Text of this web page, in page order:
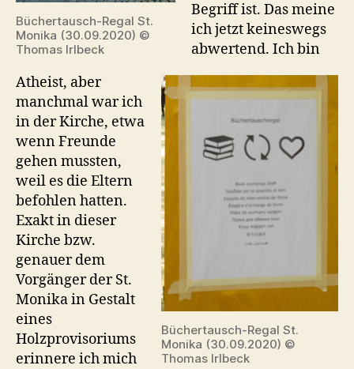
Büchertausch-Regal St.
Monika (30.09.2020) ©
Thomas Irlbeck
Büchertausch-Regal St.
Monika (30.09.2020) ©
Thomas Irlbeck
Begriff ist. Das meine
ich jetzt keineswegs
abwertend. Ich bin
Atheist, aber
manchmal war ich
in der Kirche, etwa
wenn Freunde
gehen mussten,
weil es die Eltern
befohlen hatten.
Exakt in dieser
Kirche bzw.
genauer dem
Vorgänger der St.
Monika in Gestalt
eines
Holzprovisoriums
erinnere ich mich